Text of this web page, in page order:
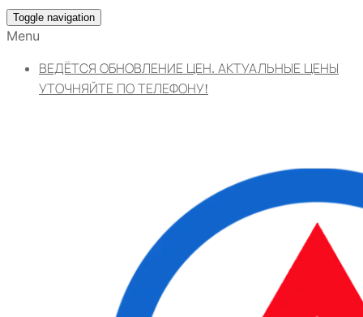
Toggle navigation
Menu
ВЕДЁТСЯ ОБНОВЛЕНИЕ ЦЕН. АКТУАЛЬНЫЕ ЦЕНЫ
УТОЧНЯЙТЕ ПО ТЕЛЕФОНУ!